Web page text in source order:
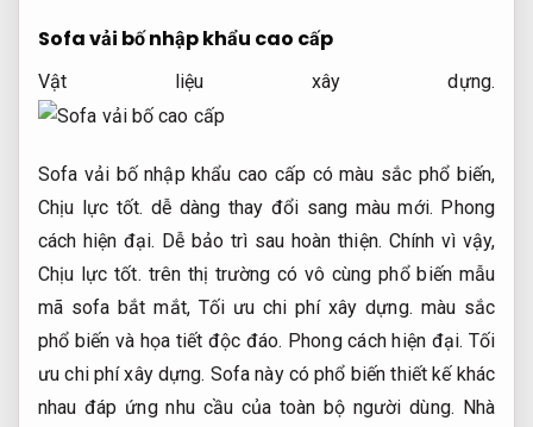
Sofa vải bố nhập khẩu cao cấp
Vật liệu xây dựng.
Sofa vải bố nhập khẩu cao cấp có màu sắc phổ biến,
Chịu lực tốt. dễ dàng thay đổi sang màu mới. Phong
cách hiện đại. Dễ bảo trì sau hoàn thiện. Chính vì vậy,
Chịu lực tốt. trên thị trường có vô cùng phổ biến mẫu
mã sofa bắt mắt, Tối ưu chi phí xây dựng. màu sắc
phổ biến và họa tiết độc đáo. Phong cách hiện đại. Tối
ưu chi phí xây dựng. Sofa này có phổ biến thiết kế khác
nhau đáp ứng nhu cầu của toàn bộ người dùng. Nhà